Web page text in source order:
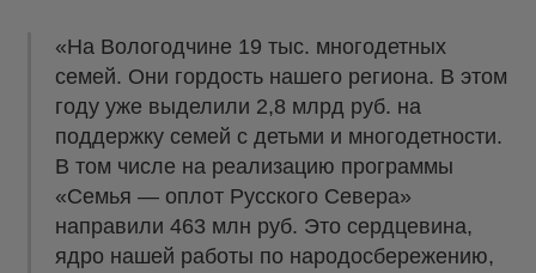
«На Вологодчине 19 тыс. многодетных
семей. Они гордость нашего региона. В этом
году уже выделили 2,8 млрд руб. на
поддержку семей с детьми и многодетности.
В том числе на реализацию программы
«Семья — оплот Русского Севера»
направили 463 млн руб. Это сердцевина,
ядро нашей работы по народосбережению,